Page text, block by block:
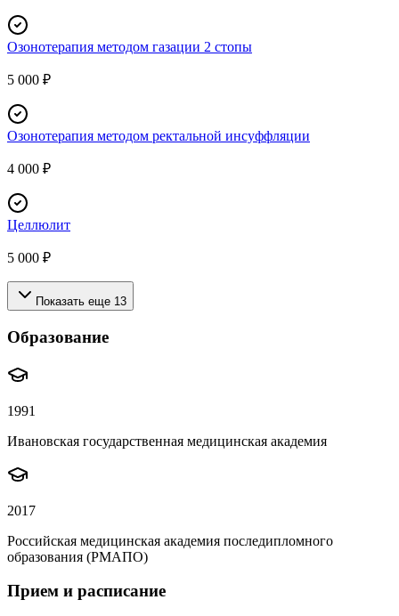
Озонотерапия методом газации 2 стопы
5 000 ₽
Озонотерапия методом ректальной инсуффляции
4 000 ₽
Целлюлит
5 000 ₽
Показать еще 13
Образование
1991
Ивановская государственная медицинская академия
2017
Российская медицинская академия последипломного
образования (РМАПО)
Прием и расписание